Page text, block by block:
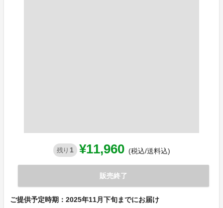
残り 1 ¥11,960 (税込/送料込)
販売終了
ご提供予定時期：2025年11月下旬までにお届け